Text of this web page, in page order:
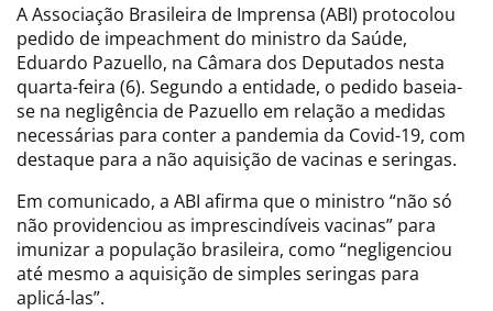
A Associação Brasileira de Imprensa (ABI) protocolou
pedido de impeachment do ministro da Saúde,
Eduardo Pazuello, na Câmara dos Deputados nesta
quarta-feira (6). Segundo a entidade, o pedido baseia-
se na negligência de Pazuello em relação a medidas
necessárias para conter a pandemia da Covid-19, com
destaque para a não aquisição de vacinas e seringas.
Em comunicado, a ABI afirma que o ministro “não só
não providenciou as imprescindíveis vacinas” para
imunizar a população brasileira, como “negligenciou
até mesmo a aquisição de simples seringas para
aplicá-las”.